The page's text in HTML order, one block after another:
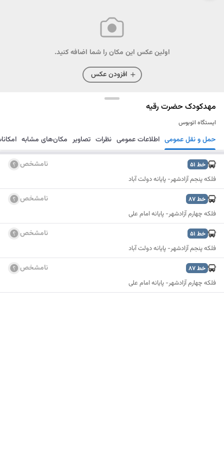
اولین عکس این مکان را شما اضافه کنید.
افزودن عکس
مهدکودک حضرت رقیه
ایستگاه اتوبوس
مسیریابی ذخیره ارسال حمل و نقل عمومی اطلاعات عمومی نظرات تصاویر مکان‌های مشابه
خط 51 نامشخص
فلکه پنجم آزادشهر- پایانه دولت آباد
خط87 نامشخص
فلکه چهارم آزادشهر- پایانه امام علی
خط 51 نامشخص
فلکه پنجم آزادشهر- پایانه دولت آباد
خط87 نامشخص
فلکه چهارم آزادشهر- پایانه امام علی